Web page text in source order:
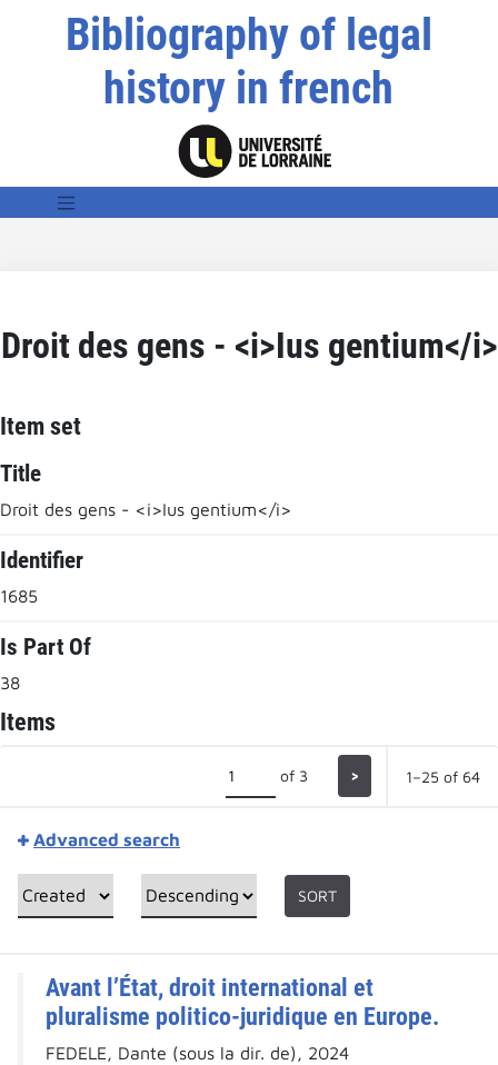
Bibliography of legal
history in french
Droit des gens - <i>Ius gentium</i>
Item set
Title
Droit des gens - <i>Ius gentium</i>
Identifier
1685
Is Part Of
38
Items
of 3 > 1–25 of 64
Advanced search
SORT
Avant l’État, droit international et
pluralisme politico-juridique en Europe.
FEDELE, Dante (sous la dir. de), 2024